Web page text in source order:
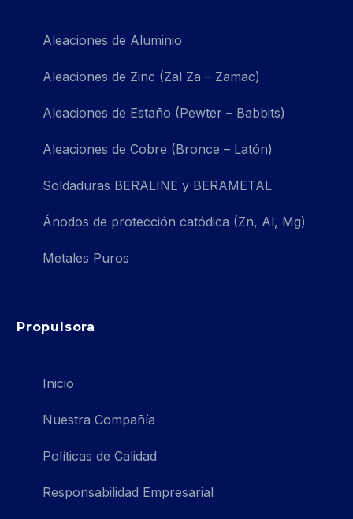
Aleaciones de Aluminio
Aleaciones de Zinc (Zal Za – Zamac)
Aleaciones de Estaño (Pewter – Babbits)
Aleaciones de Cobre (Bronce – Latón)
Soldaduras BERALINE y BERAMETAL
Ánodos de protección catódica (Zn, Al, Mg)
Metales Puros
Propulsora
Inicio
Nuestra Compañía
Políticas de Calidad
Responsabilidad Empresarial